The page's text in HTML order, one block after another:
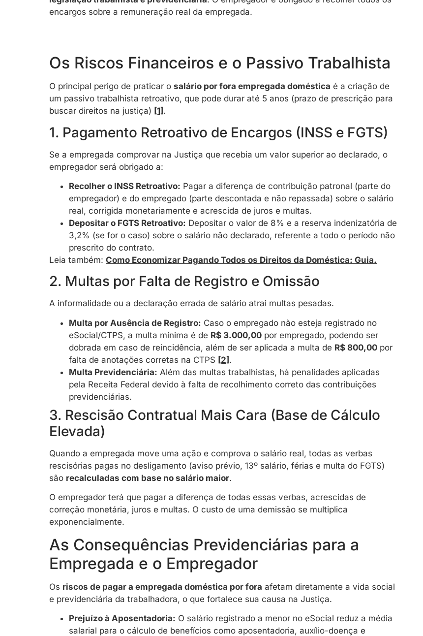
encargos sobre a remuneração real da empregada.
Os Riscos Financeiros e o Passivo Trabalhista
O principal perigo de praticar o salário por fora empregada doméstica é a criação de
um passivo trabalhista retroativo, que pode durar até 5 anos (prazo de prescrição para
buscar direitos na justiça) [1] .
1. Pagamento Retroativo de Encargos (INSS e FGTS)
Se a empregada comprovar na Justiça que recebia um valor superior ao declarado, o
empregador será obrigado a:
Recolher o INSS Retroativo: Pagar a diferença de contribuição patronal (parte do
empregador) e do empregado (parte descontada e não repassada) sobre o salário
real, corrigida monetariamente e acrescida de juros e multas.
Depositar o FGTS Retroativo: Depositar o valor de 8% e a reserva indenizatória de
3,2% (se for o caso) sobre o salário não declarado, referente a todo o período não
prescrito do contrato.
Leia também: Como Economizar Pagando Todos os Direitos da Doméstica: Guia.
2. Multas por Falta de Registro e Omissão
A informalidade ou a declaração errada de salário atrai multas pesadas.
Multa por Ausência de Registro: Caso o empregado não esteja registrado no
eSocial/CTPS, a multa mínima é de R$ 3.000,00 por empregado, podendo ser
dobrada em caso de reincidência, além de ser aplicada a multa de R$ 800,00 por
falta de anotações corretas na CTPS [2] .
Multa Previdenciária: Além das multas trabalhistas, há penalidades aplicadas
pela Receita Federal devido à falta de recolhimento correto das contribuições
previdenciárias.
3. Rescisão Contratual Mais Cara (Base de Cálculo
Elevada)
Quando a empregada move uma ação e comprova o salário real, todas as verbas
rescisórias pagas no desligamento (aviso prévio, 13º salário, férias e multa do FGTS)
são recalculadas com base no salário maior.
O empregador terá que pagar a diferença de todas essas verbas, acrescidas de
correção monetária, juros e multas. O custo de uma demissão se multiplica
exponencialmente.
As Consequências Previdenciárias para a
Empregada e o Empregador
Os riscos de pagar a empregada doméstica por fora afetam diretamente a vida social
e previdenciária da trabalhadora, o que fortalece sua causa na Justiça.
Prejuízo à Aposentadoria: O salário registrado a menor no eSocial reduz a média
salarial para o cálculo de benefícios como aposentadoria, auxílio-doença e